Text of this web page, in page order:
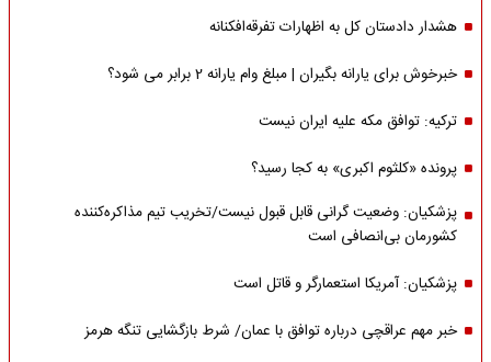
هشدار دادستان کل به اظهارات تفرقه‌افکنانه
خبرخوش برای یارانه بگیران | مبلغ وام یارانه 2 برابر می شود؟
ترکیه: توافق مکه علیه ایران نیست
پرونده «کلثوم اکبری» به کجا رسید؟
پزشکیان: وضعیت گرانی قابل قبول نیست/تخریب تیم مذاکره‌کننده
کشورمان بی‌انصافی است
پزشکیان: آمریکا استعمارگر و قاتل است
خبر مهم عراقچی درباره توافق با عمان/ شرط بازگشایی تنگه هرمز